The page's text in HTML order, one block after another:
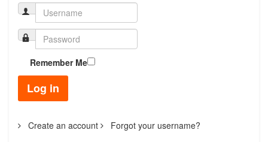
Remember Me
Log in
Create an account Forgot your username?